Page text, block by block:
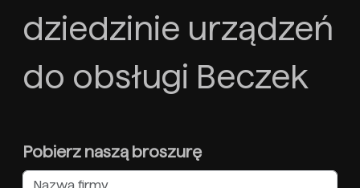
dziedzinie urządzeń
do obsługi Beczek
Pobierz naszą broszurę